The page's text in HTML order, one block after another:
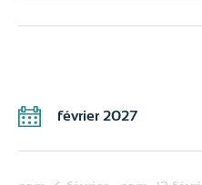
février 2027